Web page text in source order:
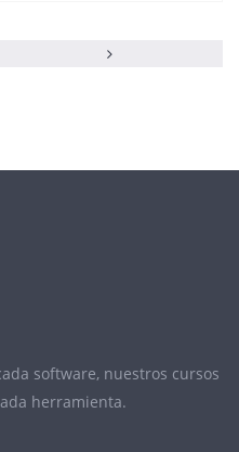
software, nuestros cursos
herramienta.